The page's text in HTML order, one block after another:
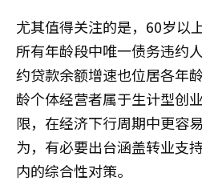
尤其值得关注的是，60岁以
所有年龄段中唯一债务违约
约贷款余额增速也位居各年
龄个体经营者属于生计型创
限，在经济下行周期中更容
为，有必要出台涵盖转业支
内的综合性对策。